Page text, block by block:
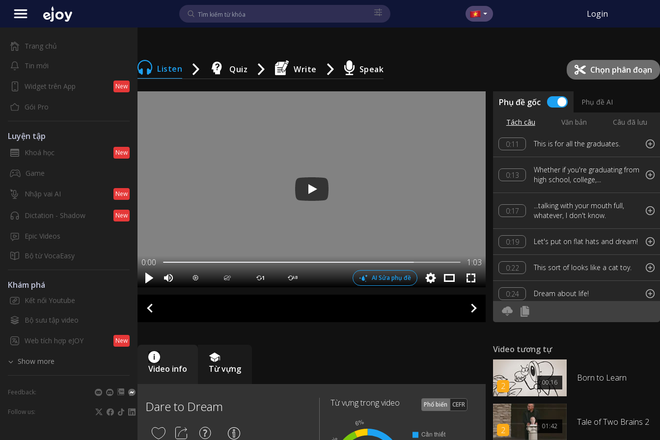
Trang chủ
Tin mới
Widget trên App New
Gói Pro
Luyện tập
Khoá học New
Game
Nhập vai AI New
Dictation - Shadow New
Epic Videos
Bộ từ VocaEasy
Khám phá
Kết nối Youtube
Bộ sưu tập video
Web tích hợp eJOY New
Show more
Feedback:
Follow us:
Login
Listen Quiz Write Speak Chọn phân đoạn
0:00 1:03
1 AB AI Sửa phụ đề
Phụ đề gốc Phụ đề AI
Tách câu Văn bản Câu đã lưu
0:11 This is for all the graduates.
0:13
Whether if you're graduating from
high school, college,...
0:17
...talking with your mouth full,
whatever, I don't know.
0:19 Let's put on flat hats and dream!
0:22 This sort of looks like a cat toy.
0:24 Dream about life!
0:27
Let's dream about a world where
people get along!
0:30
I mean, like, can't peace and
trouble be friends?
0:34
I'm looking at you Meghan
Trainor!
Video info Từ vựng
Dare to Dream Từ vựng trong video Phổ biến CEFR
Video tương tự
00:16
2
Born to Learn
01:42
2
Tale of Two Brains 2